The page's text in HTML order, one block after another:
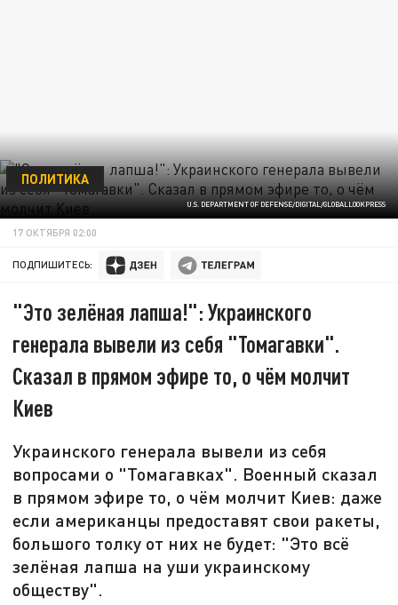
U.S. DEPARTMENT OF DEFENSE/DIGITAL/GLOBALLOOKPRESS
ПОЛИТИКА
17 ОКТЯБРЯ 02:00
ПОДПИШИТЕСЬ:
"Это зелёная лапша!": Украинского
генерала вывели из себя "Томагавки".
Сказал в прямом эфире то, о чём молчит
Киев
Украинского генерала вывели из себя
вопросами о "Томагавках". Военный сказал
в прямом эфире то, о чём молчит Киев: даже
если американцы предоставят свои ракеты,
большого толку от них не будет: "Это всё
зелёная лапша на уши украинскому
обществу".